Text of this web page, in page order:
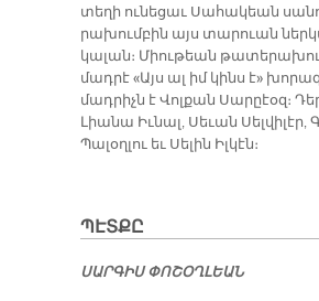
տե­ղի ու­նե­ցաւ Սա­հա­կեան
րա­խում­բին այս տա­րուան
կա­լան։ Միու­թեան
մադ­րէ «Այս ալ իմ կինս է»
մադ­րիչն է Վոլ­քան Սա­րըէօզ։
Լիա­նա Իւ­նալ, Սե­ւան Սել­վի­լէր,
Պա­լօղ­լու եւ Սե­լին Իլ­կէն։
ՊԷՏՔԸ
ՍԱՐԳԻՍ ՓՈՇՕՂԼԵԱՆ